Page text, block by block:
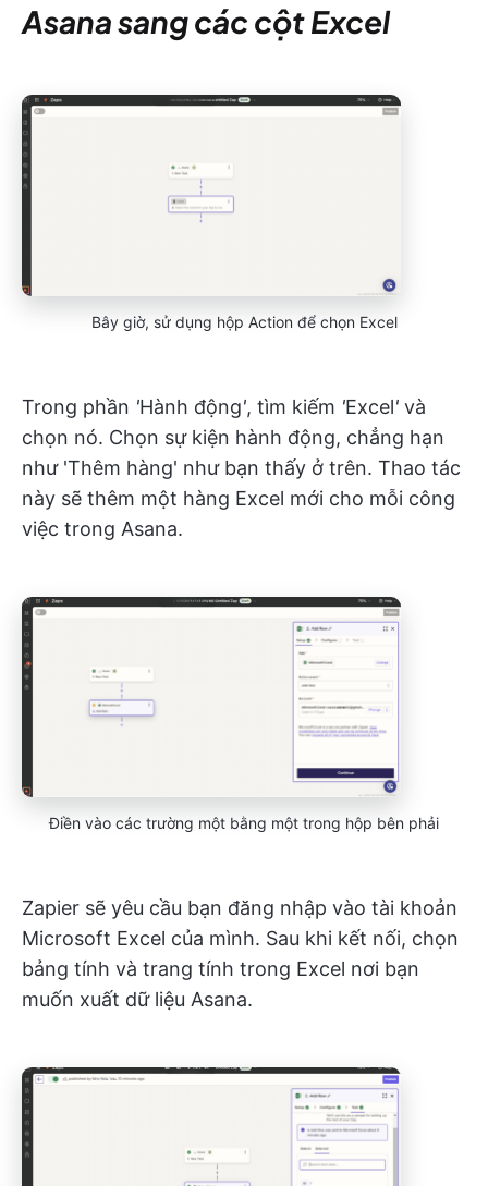
Asana sang các cột Excel
Bây giờ, sử dụng hộp Action để chọn Excel
Trong phần 'Hành động', tìm kiếm 'Excel' và
chọn nó. Chọn sự kiện hành động, chẳng hạn
như 'Thêm hàng' như bạn thấy ở trên. Thao tác
này sẽ thêm một hàng Excel mới cho mỗi công
việc trong Asana.
Điền vào các trường một bằng một trong hộp bên phải
Zapier sẽ yêu cầu bạn đăng nhập vào tài khoản
Microsoft Excel của mình. Sau khi kết nối, chọn
bảng tính và trang tính trong Excel nơi bạn
muốn xuất dữ liệu Asana.